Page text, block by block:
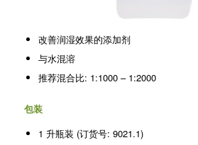
改善润湿效果的添加剂
与水混溶
推荐混合比: 1:1000 – 1:2000
包装
1 升瓶装 (订货号: 9021.1)